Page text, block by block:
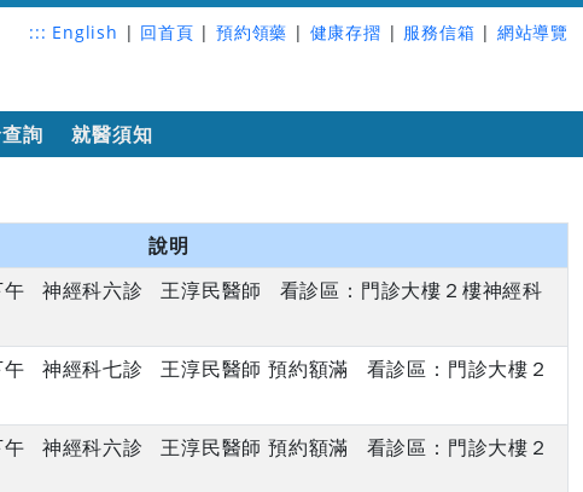
::: English | 回首頁 | 預約領藥 | 健康存摺 | 服務信箱 | 網站導覽
詢 就醫須知
說明
神經科六診 王淳民醫師 看診區：門診大樓２樓神經科
神經科七診 王淳民醫師 預約額滿 看診區：門診大樓２
神經科六診 王淳民醫師 預約額滿 看診區：門診大樓２